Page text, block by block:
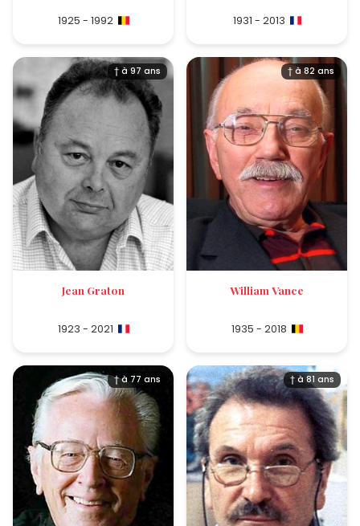
1925 - 1992 1931 - 2013
† à 97 ans
Jean Graton
1923 - 2021
† à 82 ans
William Vance
1935 - 2018
† à 77 ans † à 81 ans